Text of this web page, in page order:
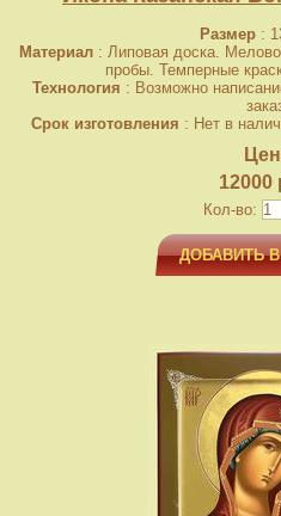
Размер:
Материал : Липовая доска.
пробы. Темперные
Технология : Возможно
Срок изготовления : Нет в
12000
Кол-во:
ДОБАВИТЬ